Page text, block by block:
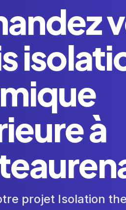
à
projet Isolation